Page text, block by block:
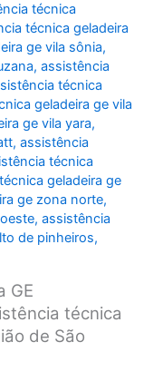
técnica
técnica geladeira
ge vila sônia,
,assistência
técnica
geladeira ge vila
ge vila yara,
,assistência
técnica
geladeira ge
ge zona norte,
,assistência
de pinheiros,
GE
técnica
de São